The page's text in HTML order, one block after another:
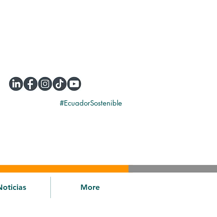
#EcuadorSostenible
More